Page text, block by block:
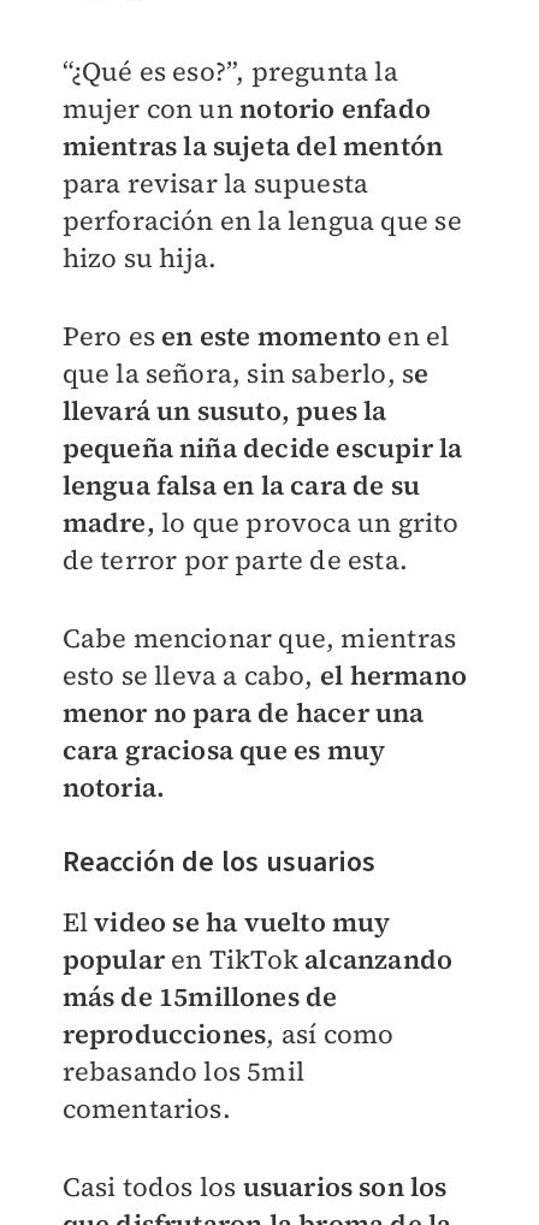
“¿Qué es eso?”, pregunta la
mujer con unnotorio enfado
mientras la sujeta del mentón
para revisar la supuesta
perforación en la lengua que se
hizo su hija.
Pero es en este momento en el
que la señora, sin saberlo, se
llevará un susuto, pues la
pequeña niña decide escupir la
lengua falsa en la cara de su
madre, lo que provoca un grito
de terror por parte de esta.
Cabe mencionar que, mientras
esto se lleva a cabo, el hermano
menor no para de hacer una
cara graciosa que es muy
notoria.
Reacción de los usuarios
Elvideo se ha vuelto muy
popularen TikTok alcanzando
más de 15millones de
reproducciones, así como
rebasando los 5mil
comentarios.
Casi todos los usuarios son los